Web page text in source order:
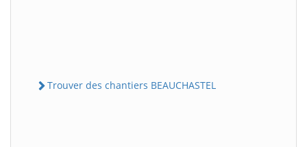
Trouver des chantiers BEAUCHASTEL